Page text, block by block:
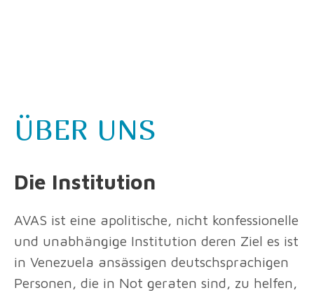
ÜBER UNS
Die Institution
AVAS ist eine apolitische, nicht konfessionelle
und unabhängige Institution deren Ziel es ist
in Venezuela ansässigen deutschsprachigen
Personen, die in Not geraten sind, zu helfen,